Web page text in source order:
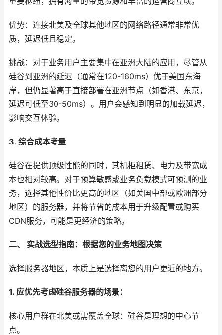
优势：连接北美及全球其他地区的网络路径通常非常优
质，延迟低且稳定。
挑战：对于业务用户主要集中在亚洲大陆的应用，尽管从
硅谷到亚洲的延迟（通常在120-160ms）优于美国东海
岸，但仍显著高于直接部署在亚洲节点（如香港、东京，
延迟可低至30-50ms）。用户会感知到明显的加载延迟，
影响交互体验。
3. 综合成本考量
硅谷在提供顶级性能的同时，其机柜租赁、电力及带宽成
本也相对较高。对于预算敏感或业务负载模式可预测的业
务，选择其他性价比更高的地区（如美国中部或欧洲部分
地区）的服务器，并将节省的成本用于升级配置或购买
CDN服务，可能是更经济的策略。
二、 实战选型指南：根据您的业务地图决策
选择服务器地区，本质上是选择离您的用户更近的地方。
1. 应优先考虑硅谷服务器的场景：
核心用户群在北美或需覆盖全球：硅谷是理想的中心节
点。